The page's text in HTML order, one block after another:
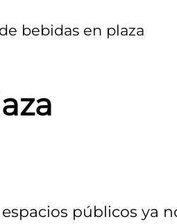
bebidas en plaza
públicos ya